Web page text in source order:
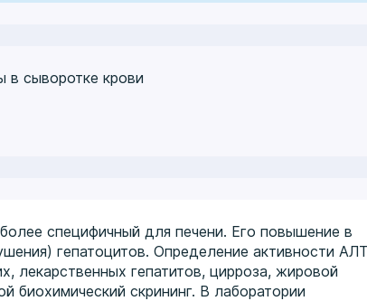
в сыворотке крови
специфичный для печени. Его повышение в
гепатоцитов. Определение активности
лекарственных гепатитов, цирроза, жировой
биохимический скрининг. В лаборатории